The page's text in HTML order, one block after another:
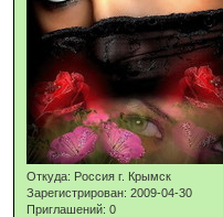
Откуда: Россия г. Крымск
Зарегистрирован: 2009-04-30
Приглашений: 0